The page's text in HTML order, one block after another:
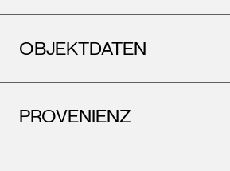
OBJEKTDATEN
PROVENIENZ